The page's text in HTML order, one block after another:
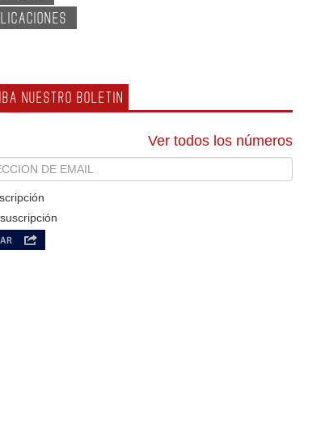
NUESTRO BOLETIN
Ver todos los números